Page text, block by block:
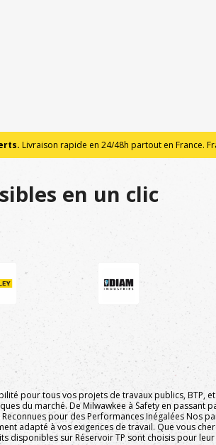
Livraison rapide en 24/48h partout en France.
en un clic
pour tous vos projets de travaux publics, BTP,
du marché. De Milwawkee à Safety en passant
pour des Performances Inégalées Nos
adapté à vos exigences de travail. Que vous
disponibles sur Réservoir TP sont choisis pour